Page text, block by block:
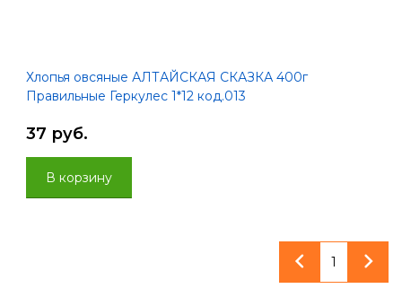
Хлопья овсяные АЛТАЙСКАЯ СКАЗКА 400г
Правильные Геркулес 1*12 код.013
37 руб.
В корзину
1